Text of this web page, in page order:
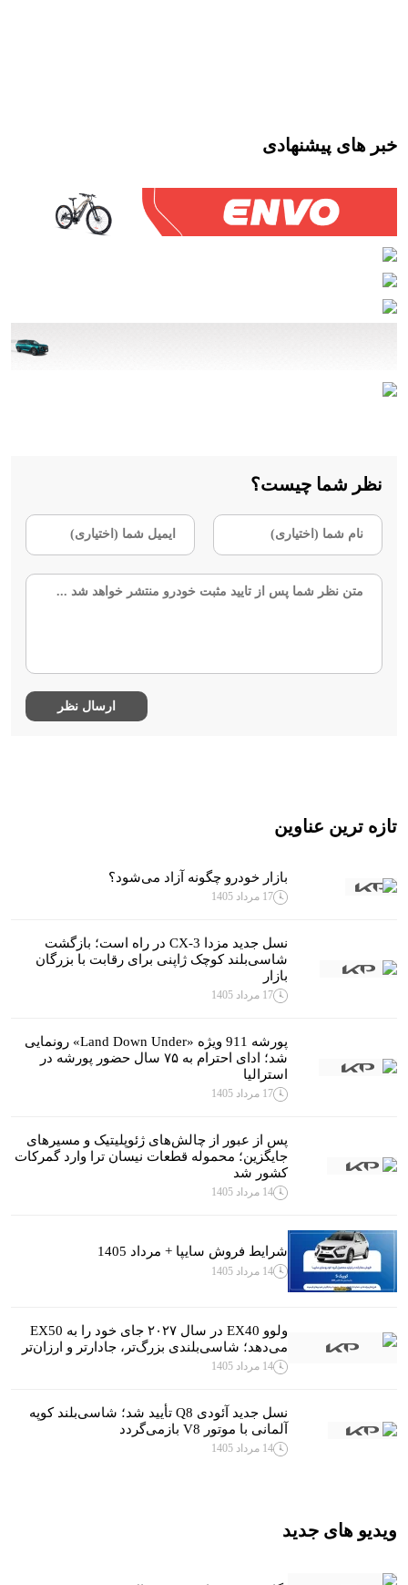
خبر های پیشنهادی
نظر شما چیست؟
تازه ترین عناوین
بازار خودرو چگونه آزاد می‌شود؟
17 مرداد 1405
نسل جدید مزدا CX-3 در راه است؛ بازگشت
شاسی‌بلند کوچک ژاپنی برای رقابت با بزرگان
بازار
17 مرداد 1405
پورشه 911 ویژه «Land Down Under» رونمایی
شد؛ ادای احترام به ۷۵ سال حضور پورشه در
استرالیا
17 مرداد 1405
پس از عبور از چالش‌های ژئوپلیتیک و مسیرهای
جایگزین؛ محموله قطعات نیسان ترا وارد گمرکات
کشور شد
14 مرداد 1405
شرایط فروش سایپا + مرداد 1405
14 مرداد 1405
ولوو EX40 در سال ۲۰۲۷ جای خود را به EX50
می‌دهد؛ شاسی‌بلندی بزرگ‌تر، جادارتر و ارزان‌تر
14 مرداد 1405
نسل جدید آئودی Q8 تأیید شد؛ شاسی‌بلند کوپه
آلمانی با موتور V8 بازمی‌گردد
14 مرداد 1405
ویدیو های جدید